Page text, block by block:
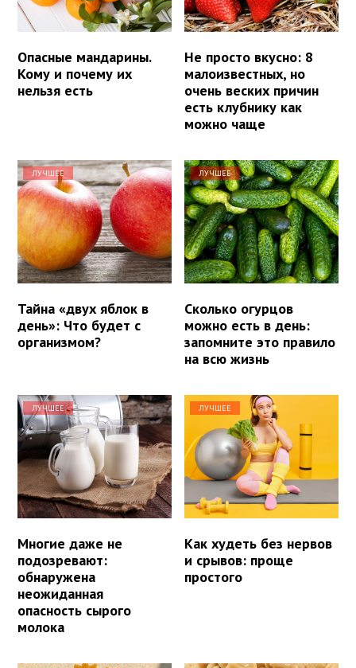
Опасные мандарины.
Кому и почему их
нельзя есть
Не просто вкусно: 8
малоизвестных, но
очень веских причин
есть клубнику как
можно чаще
ЛУЧШЕЕ
Тайна «двух яблок в
день»: Что будет с
организмом?
ЛУЧШЕЕ
Сколько огурцов
можно есть в день:
запомните это правило
на всю жизнь
ЛУЧШЕЕ
Многие даже не
подозревают:
обнаружена
неожиданная
опасность сырого
молока
ЛУЧШЕЕ
Как худеть без нервов
и срывов: проще
простого